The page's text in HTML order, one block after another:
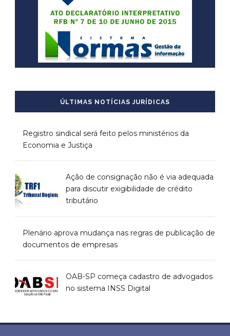
ÚLTIMAS NOTÍCIAS JURÍDICAS
Registro sindical será feito pelos ministérios da
Economia e Justiça
Ação de consignação não é via adequada
para discutir exigibilidade de crédito
tributário
Plenário aprova mudança nas regras de publicação de
documentos de empresas
OAB-SP começa cadastro de advogados
no sistema INSS Digital